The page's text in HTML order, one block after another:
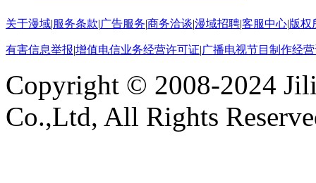
关于漫域|服务条款|广告服务|商务洽谈|漫域招聘|客服中心|版权
有害信息举报|增值电信业务经营许可证|广播电视节目制作经
Copyright © 2008-2024
Co.,Ltd, All Rights